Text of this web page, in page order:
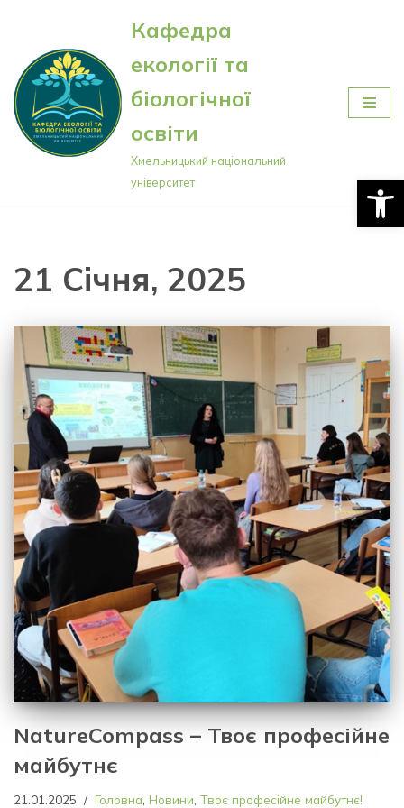
Перейти
до
вмісту
Кафедра
екології та
біологічної
освіти
Хмельницький національний
університет
21 Січня, 2025
NatureCompass – Твоє професійне
майбутнє
21.01.2025 Головна Новини Твоє професійне майбутнє!